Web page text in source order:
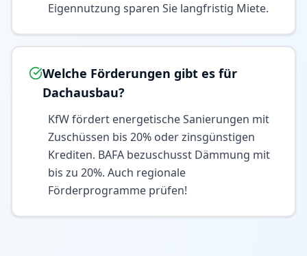
Eigennutzung sparen Sie langfristig Miete.
Welche Förderungen gibt es für
Dachausbau?
KfW fördert energetische Sanierungen mit
Zuschüssen bis 20% oder zinsgünstigen
Krediten. BAFA bezuschusst Dämmung mit
bis zu 20%. Auch regionale
Förderprogramme prüfen!